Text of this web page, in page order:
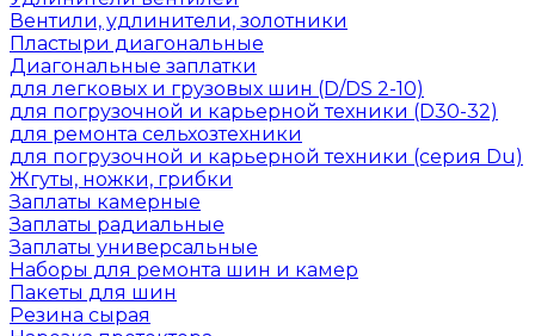
Вентили, удлинители, золотники
Пластыри диагональные
Диагональные заплатки
для легковых и грузовых шин (D/DS 2-10)
для погрузочной и карьерной техники (D30-32)
для ремонта сельхозтехники
для погрузочной и карьерной техники (серия Du)
Жгуты, ножки, грибки
Заплаты камерные
Заплаты радиальные
Заплаты универсальные
Наборы для ремонта шин и камер
Пакеты для шин
Резина сырая